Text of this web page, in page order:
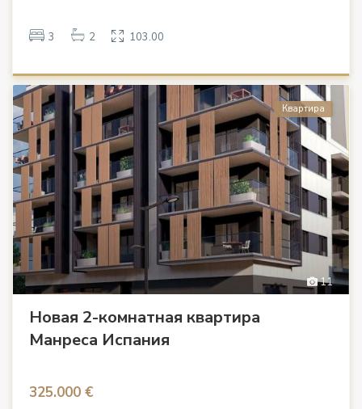
3 2 103.00
11
Квартира
Новая 2-комнатная квартира
Манреса Испания
325.000 €